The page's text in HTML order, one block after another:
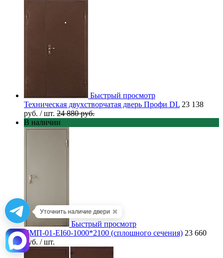
Быстрый просмотр
Техническая двухстворчатая дверь Профи DL 23 138
руб. / шт. 24 880 руб.
В наличии
Быстрый просмотр
ДМП-01-EI60-1000*2100 (сплошного сечения) 23 660
руб. / шт.
Уточнить наличие двери ✖